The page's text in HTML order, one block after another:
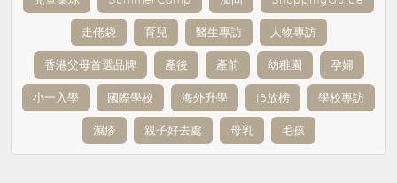
走佬袋 育兒 醫生專訪 人物專訪
香港父母首選品牌 產後 產前 幼稚園 孕婦
小一入學 國際學校 海外升學 IB放榜 學校專訪
濕疹 親子好去處 母乳 毛孩